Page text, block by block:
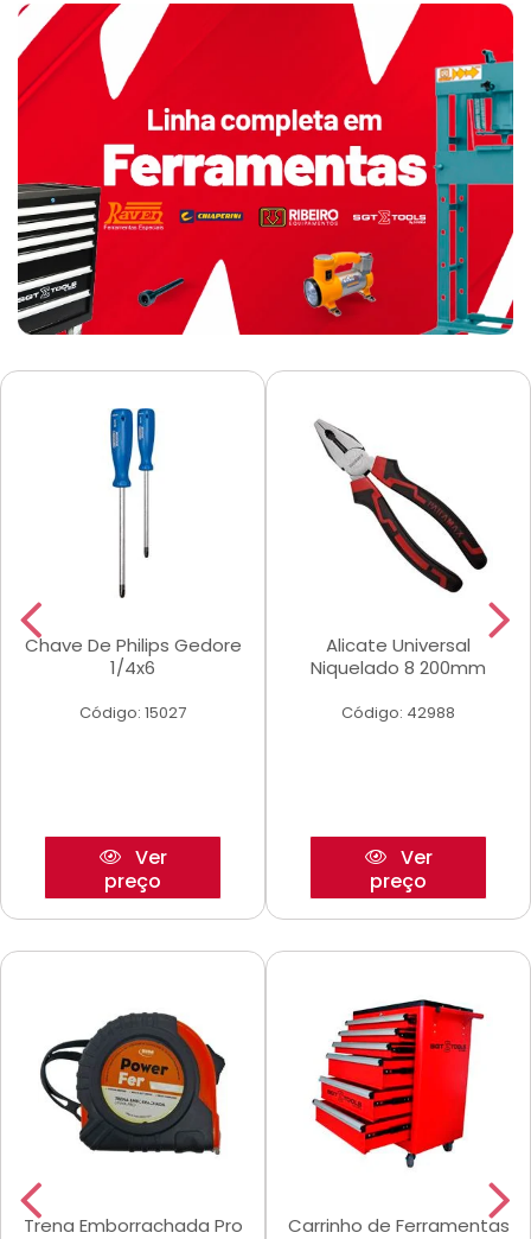
Chave De Philips Gedore
1/4x6
Código: 15027
Ver
preço
Alicate Universal
Niquelado 8 200mm
Código: 42988
Ver
preço
Trena Emborrachada Pro
Carrinho de Ferramentas